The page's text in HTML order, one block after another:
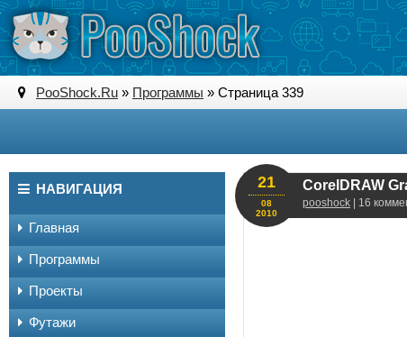
PooShock.Ru » Программы » Страница 339
CorelDRAW
pooshock | 16
21
08
2010
НАВИГАЦИЯ
Главная
Программы
Проекты
Футажи